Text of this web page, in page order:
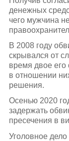
денежных
чего мужчина
В 2008 году
скрывался от
время двое его
в отношении
решения.
Осенью 2020
задержать
пресечения в
Уголовное